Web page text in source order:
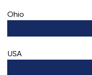
Ohio
USA